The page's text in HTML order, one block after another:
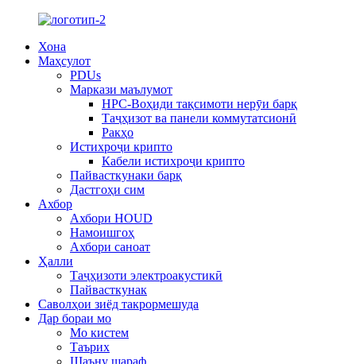
Хона
Маҳсулот
PDUs
Маркази маълумот
HPC-Воҳиди тақсимоти нерӯи барқ
Таҷҳизот ва панели коммутатсионӣ
Ракҳо
Истихроҷи крипто
Кабели истихроҷи крипто
Пайвасткунаки барқ
Дастгоҳи сим
Ахбор
Ахбори HOUD
Намоишгоҳ
Ахбори саноат
Ҳалли
Таҷҳизоти электроакустикӣ
Пайвасткунак
Саволҳои зиёд такрормешуда
Дар бораи мо
Мо кистем
Таърих
Шаъну шараф